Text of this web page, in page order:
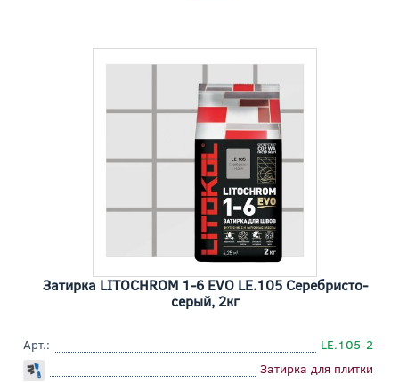
Затирка LITOCHROM 1-6 EVO LE.105 Cеребристо-
серый, 2кг
Арт.:
LE.105-2
Затирка для плитки